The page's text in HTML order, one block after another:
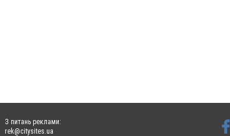
З питань реклами:
rek@citysites.ua